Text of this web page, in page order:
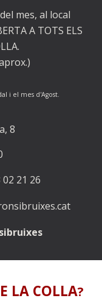
mes, al local
A TOTS ELS
.
i el mes d'Agost.
8
21 26
LA COLLA?